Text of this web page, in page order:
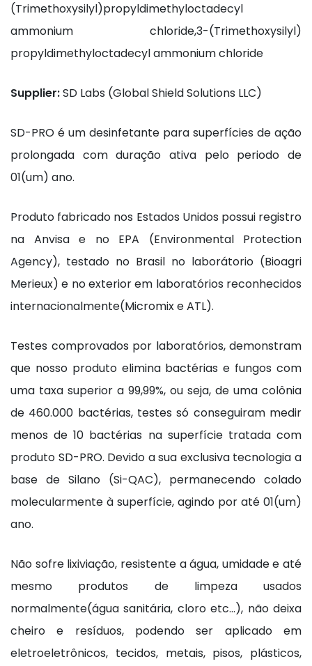
(Trimethoxysilyl)propyldimethyloctadecyl
ammonium chloride,3-(Trimethoxysilyl)
propyldimethyloctadecyl ammonium chloride
Supplier:SD Labs (Global Shield Solutions LLC)
SD-PRO é um desinfetante para superfícies de ação
prolongada com duração ativa pelo periodo de
01(um) ano.
Produto fabricado nos Estados Unidos possui registro
na Anvisa e no EPA (Environmental Protection
Agency), testado no Brasil no laborátorio (Bioagri
Merieux) e no exterior em laboratórios reconhecidos
internacionalmente(Micromix e ATL).
Testes comprovados por laboratórios, demonstram
que nosso produto elimina bactérias e fungos com
uma taxa superior a 99,99%, ou seja, de uma colônia
de 460.000 bactérias, testes só conseguiram medir
menos de 10 bactérias na superfície tratada com
produto SD-PRO. Devido a sua exclusiva tecnologia a
base de Silano (Si-QAC), permanecendo colado
molecularmente à superfície, agindo por até 01(um)
ano.
Não sofre lixiviação, resistente a água, umidade e até
mesmo produtos de limpeza usados
normalmente(água sanitária, cloro etc...), não deixa
cheiro e resíduos, podendo ser aplicado em
eletroeletrônicos, tecidos, metais, pisos, plásticos,